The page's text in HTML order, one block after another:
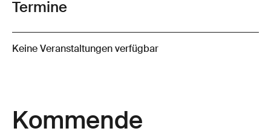
Termine
Keine Veranstaltungen verfügbar
Kommende